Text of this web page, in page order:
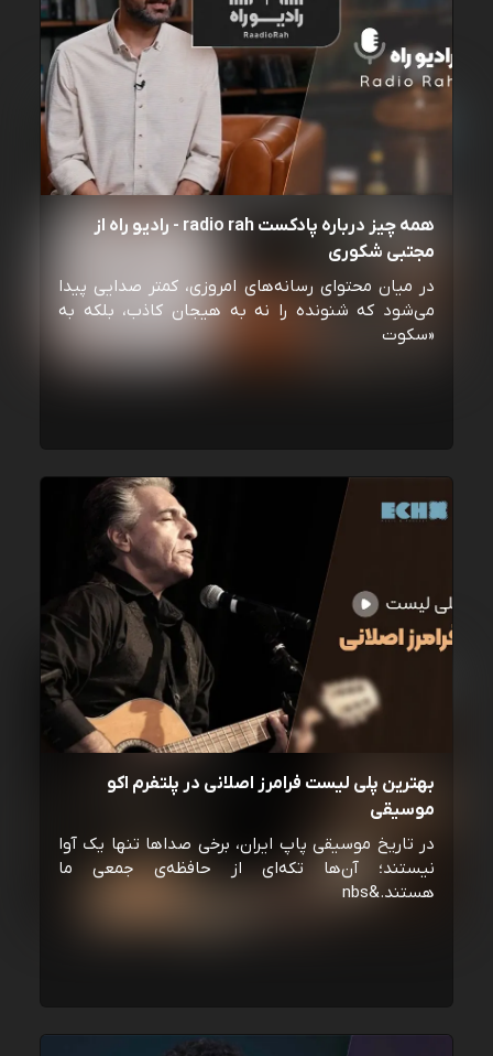
همه چیز درباره پادکست radio rah - رادیو راه از
مجتبی شکوری
در میان محتوای رسانه‌های امروزی، کمتر صدایی پیدا
می‌شود که شنونده را نه به هیجان کاذب، بلکه به
«سکوت
بهترین پلی لیست فرامرز اصلانی در پلتفرم اکو
موسیقی
در تاریخ موسیقی پاپ ایران، برخی صداها تنها یک آوا
نیستند؛ آن‌ها تکه‌ای از حافظه‌ی جمعی ما
هستند.&nbs